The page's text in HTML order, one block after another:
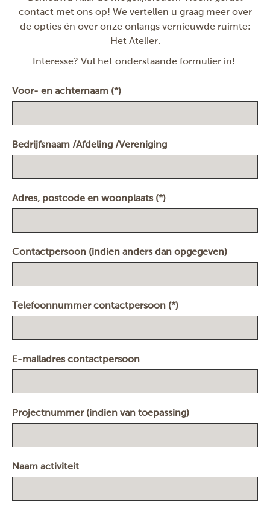
contact met ons op! We vertellen u graag meer over
de opties én over onze onlangs vernieuwde ruimte:
Het Atelier.
Interesse? Vul het onderstaande formulier in!
Voor- en achternaam (*)
Bedrijfsnaam /Afdeling /Vereniging
Adres, postcode en woonplaats (*)
Contactpersoon (indien anders dan opgegeven)
Telefoonnummer contactpersoon (*)
E-mailadres contactpersoon
Projectnummer (indien van toepassing)
Naam activiteit